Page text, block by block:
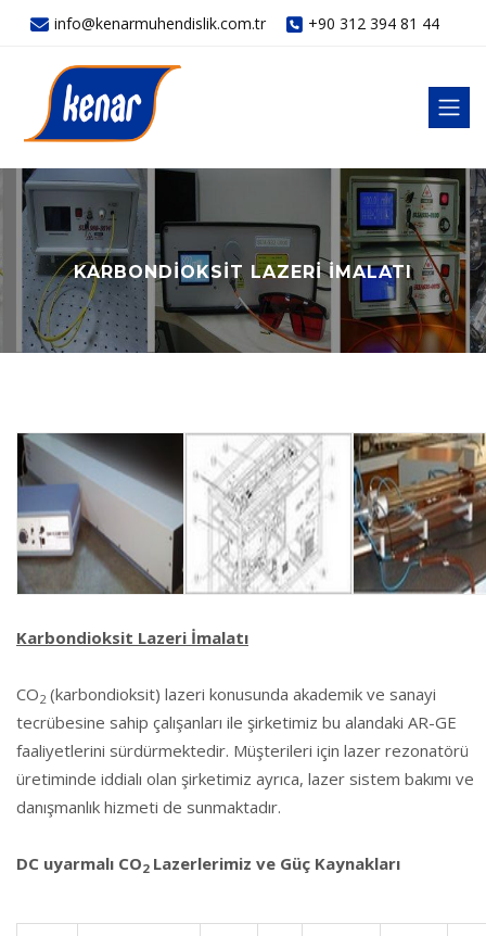
info@kenarmuhendislik.com.tr +90 312 394 81 44
KARBONDIOKSIT LAZERI İMALATI
Karbondioksit Lazeri İmalatı
CO2 (karbondioksit) lazeri konusunda akademik ve sanayi
tecrübesine sahip çalışanları ile şirketimiz bu alandaki AR-GE
faaliyetlerini sürdürmektedir. Müşterileri için lazer rezonatörü
üretiminde iddialı olan şirketimiz ayrıca, lazer sistem bakımı ve
danışmanlık hizmeti de sunmaktadır.
DC uyarmalı CO2Lazerlerimiz ve Güç Kaynakları